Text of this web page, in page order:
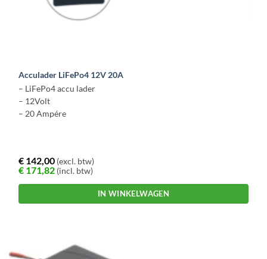
Acculader LiFePo4 12V 20A
– LiFePo4 accu lader
– 12Volt
– 20 Ampére
€ 142,00 (excl. btw)
€ 171,82 (incl. btw)
IN WINKELWAGEN